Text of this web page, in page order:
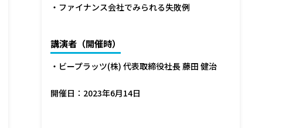
・ファイナンス会社でみられる失敗例
講演者（開催時）
・ビープラッツ(株) 代表取締役社長 藤田 健治
開催日：2023年6月14日